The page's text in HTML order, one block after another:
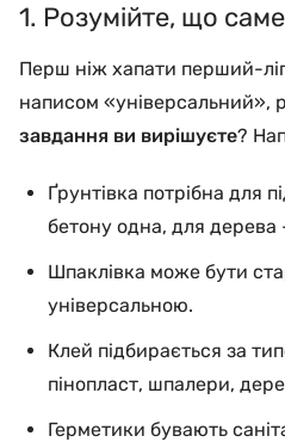
1. Розумійте, що
Перш ніж хапати перший-
написом «універсальний»,
завдання ви вирішуєте?
Ґрунтівка потрібна для
бетону одна, для дерева
Шпаклівка може бути
універсальною.
Клей підбирається за
пінопласт, шпалери,
Герметики бувають